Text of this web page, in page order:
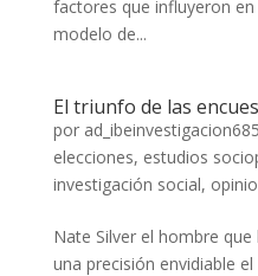
factores que influyeron en
modelo de...
El triunfo de las
por ad_ibeinvestigacion685
elecciones, estudios
investigación social,
Nate Silver el hombre
una precisión envidiable